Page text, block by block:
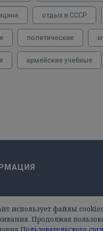
использует файлы
Продолжая
отдых в СССР
политические
армейские учебные
доставка